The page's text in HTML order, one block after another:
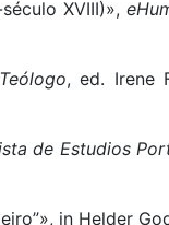
XVIII)»,
, ed. Irene
de Estudios
in Helder